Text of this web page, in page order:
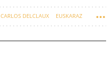
CARLOS DELCLAUX EUSKARAZ